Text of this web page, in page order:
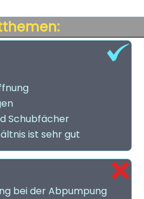
Schubfächer
ist sehr gut
bei der Abpumpung